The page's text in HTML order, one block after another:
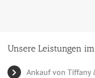
Unsere Leistungen
Ankauf von Tiffany